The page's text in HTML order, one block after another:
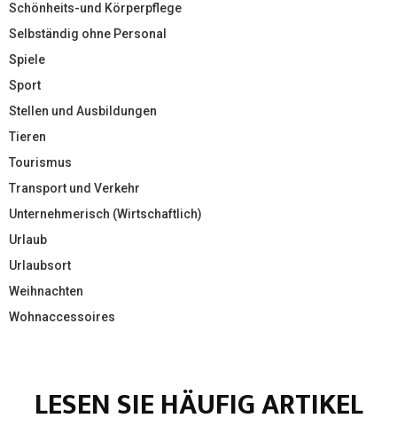
Schönheits-und Körperpflege
Selbständig ohne Personal
Spiele
Sport
Stellen und Ausbildungen
Tieren
Tourismus
Transport und Verkehr
Unternehmerisch (Wirtschaftlich)
Urlaub
Urlaubsort
Weihnachten
Wohnaccessoires
LESEN SIE HÄUFIG ARTIKEL